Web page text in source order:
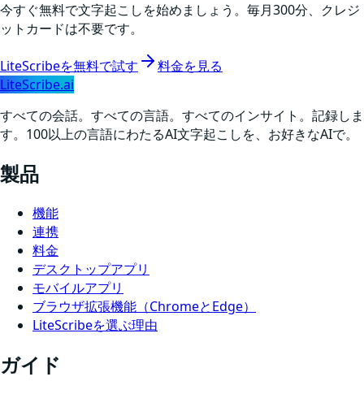
今すぐ無料で文字起こしを始めましょう。毎月300分、クレジ
ットカードは不要です。
LiteScribeを無料で試す
料金を見る
LiteScribe.ai
すべての会話。すべての言語。すべてのインサイト。記録しま
す。100以上の言語にわたるAI文字起こしを、お好きなAIで。
製品
機能
連携
料金
デスクトップアプリ
モバイルアプリ
ブラウザ拡張機能（ChromeとEdge）
LiteScribeを選ぶ理由
ガイド